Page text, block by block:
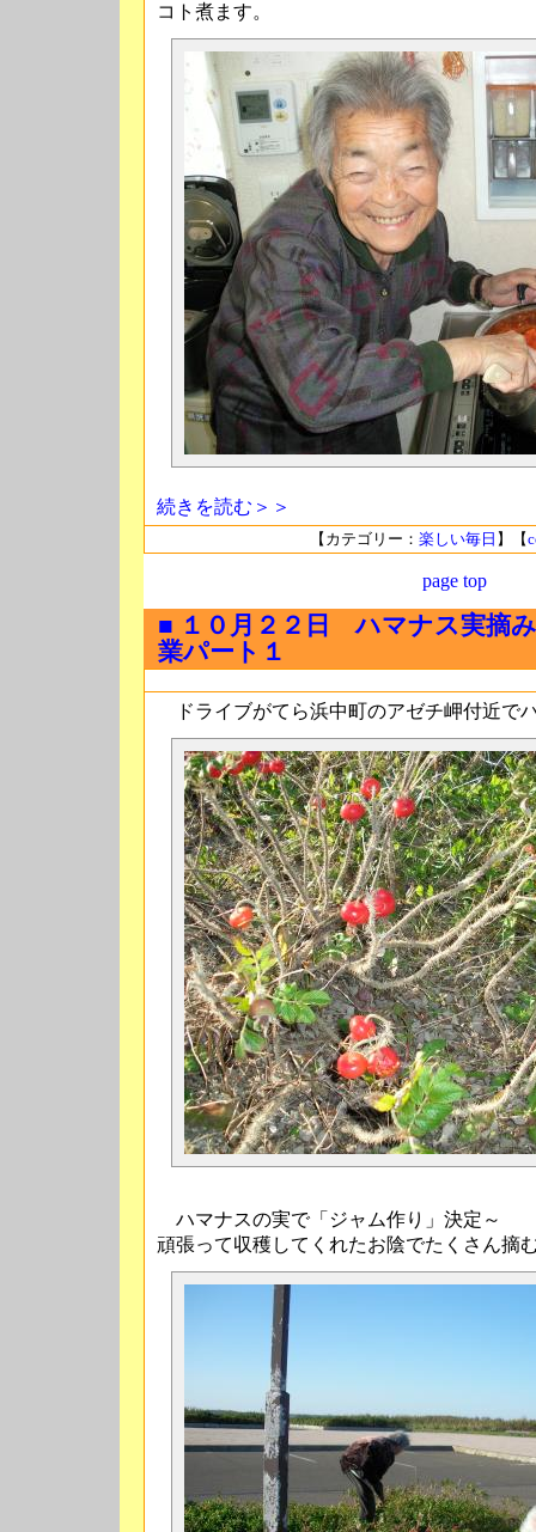
コト煮ます。
続きを読む＞＞
【カテゴリー： 楽しい毎日 】【
page top
■ １０月２２日 ハマナス実摘
業パート１
ドライブがてら浜中町のアゼチ岬付近で
ハマナスの実で「ジャム作り」決定～
頑張って収穫してくれたお陰でたくさん摘